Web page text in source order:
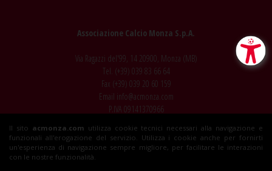
Associazione Calcio Monza S.p.A.
Via Ragazzi del'99, 14 20900, Monza (MB)
Tel. (+39) 039 83 66 64
Fax (+39) 039 20 60 159
Email info@acmonza.com
P.IVA 09141370966
© 2026 AC Monza
All rights reserved
Il sito acmonza.com utilizza cookie tecnici necessari alla navigazione e
funzionali all'erogazione del servizio. Utilizza i cookie anche per fornirti
un'esperienza di navigazione sempre migliore, per facilitare le interazioni
con le nostre funzionalità.